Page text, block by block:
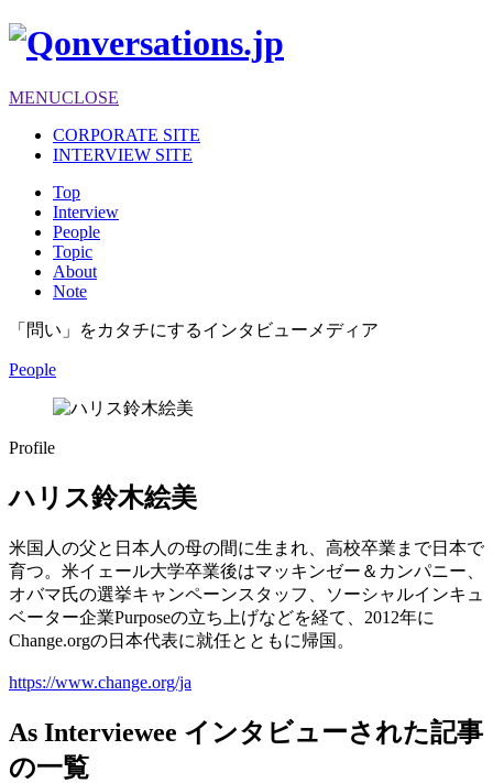
MENUCLOSE
CORPORATE SITE
INTERVIEW SITE
Top
Interview
People
Topic
About
Note
「問い」をカタチにするインタビューメディア
People
Profile
ハリス鈴木絵美
米国人の父と日本人の母の間に生まれ、高校卒業まで日本で
育つ。米イェール大学卒業後はマッキンゼー＆カンパニー、
オバマ氏の選挙キャンペーンスタッフ、ソーシャルインキュ
ベーター企業Purposeの立ち上げなどを経て、2012年に
Change.orgの日本代表に就任とともに帰国。
https://www.change.org/ja
As Interviewee インタビューされた記事
の一覧